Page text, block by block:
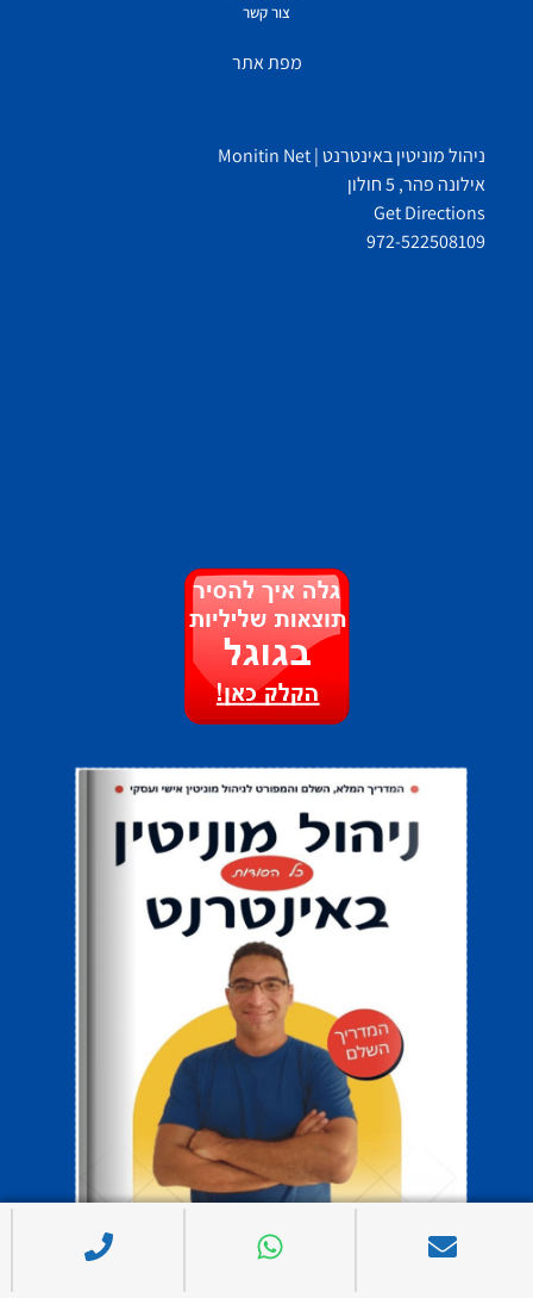
צור קשר
מפת אתר
ניהול מוניטין באינטרנט | Monitin Net
אילונה פהר, 5 חולון
Get Directions
972-522508109